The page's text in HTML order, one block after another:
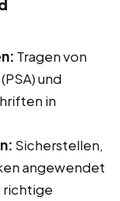
Tragen von
und
in
Sicherstellen,
angewendet
richtige